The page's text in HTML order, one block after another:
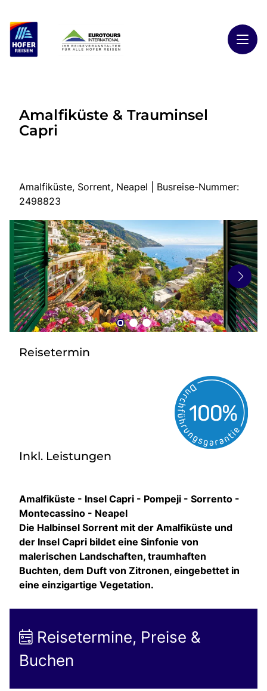
Highlights
Reiseländer
Busreisen
Kontakt
zurück zu HOFER REISEN
Amalfiküste & Trauminsel
Capri
Amalfiküste, Sorrent, Neapel | Busreise-Nummer:
2498823
Reisetermin
Inkl. Leistungen
Amalfiküste - Insel Capri - Pompeji - Sorrento -
Montecassino - Neapel
Die Halbinsel Sorrent mit der Amalfiküste und
der Insel Capri bildet eine Sinfonie von
malerischen Landschaften, traumhaften
Buchten, dem Duft von Zitronen, eingebettet in
eine einzigartige Vegetation.
Reisetermine, Preise &
Buchen